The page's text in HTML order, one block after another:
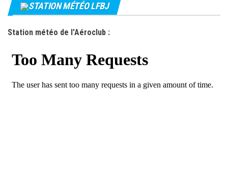
STATION MÉTÉO LFBJ
Station météo de l'Aéroclub :